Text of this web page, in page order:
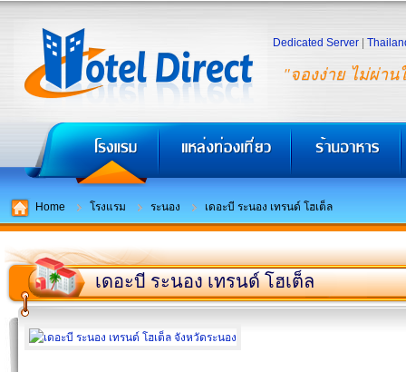
"จองง่าย ไม่ผ่าน
Dedicated Server
Home โรงแรม ระนอง เดอะบี ระนอง เทรนด์ โฮเต็ล
เดอะบี ระนอง เทรนด์ โฮเต็ล